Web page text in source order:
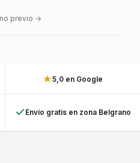
previo →
★5,0 en Google
Envío gratis en zona Belgrano